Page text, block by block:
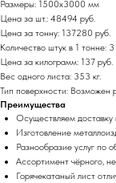
Размеры: 1500х3000 мм
Цена за шт.: 48494 руб.
Цена за тонну: 137280 руб.
Количество штук в 1 тонне:
Цена за килограмм: 137 руб.
Вес одного листа: 353 кг.
Тип поверхности: Возможен
Преимущества
Осуществляем доставку
Изготовление
Разнообразие услуг по
Ассортимент чёрного,
Горячекатаный лист